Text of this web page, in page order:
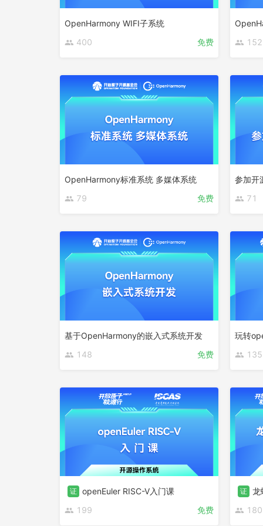
OpenHarmony WIFI子系统
400
免费
152
OpenHarmony标准系统 多媒体系统
79
免费
参加开
71
基于OpenHarmony的嵌入式系统开发
148
免费
玩转
135
证 openEuler RISC-V入门课
199
免费
证 龙
180